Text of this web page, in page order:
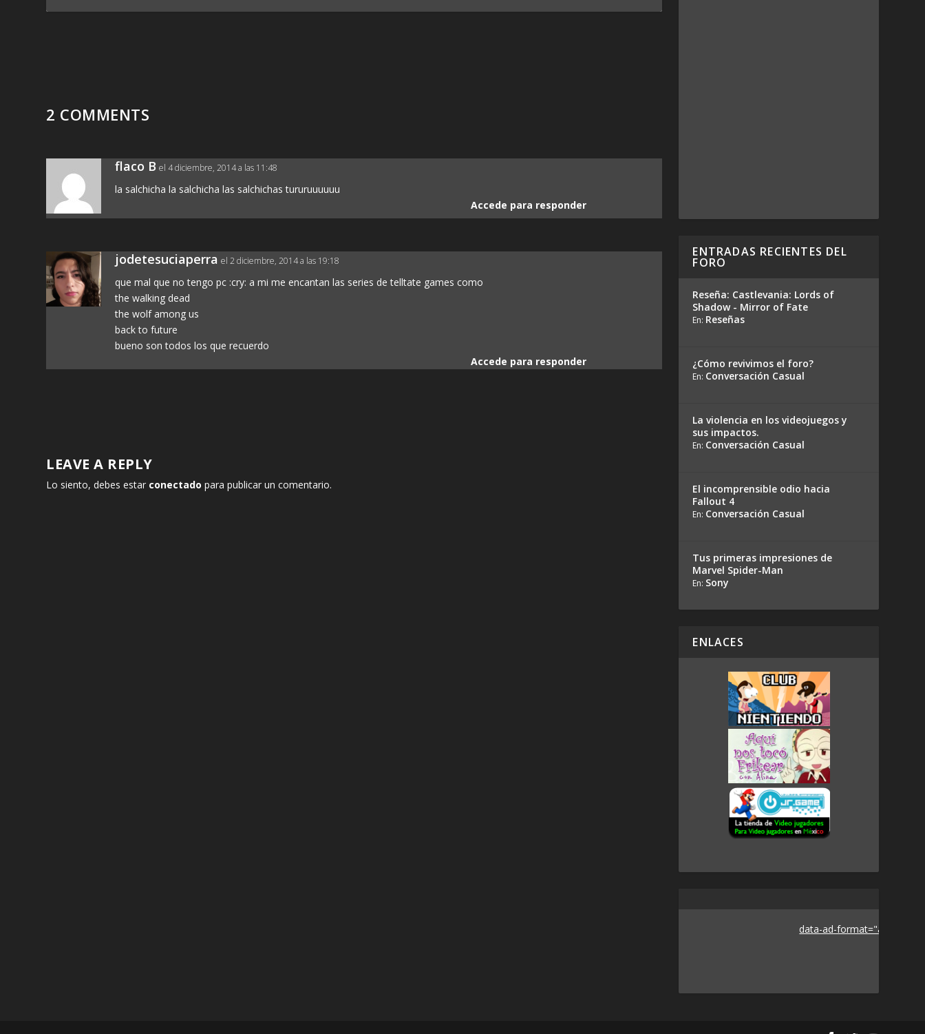
2 COMMENTS
flaco B el 4 diciembre, 2014 a las 11:48
la salchicha la salchicha las salchichas tururuuuuuu
Accede para responder
jodetesuciaperra el 2 diciembre, 2014 a las 19:18
que mal que no tengo pc :cry: a mi me encantan las series de telltate games como
the walking dead
the wolf among us
back to future
bueno son todos los que recuerdo
Accede para responder
LEAVE A REPLY
Lo siento, debes estar conectado para publicar un comentario.
ENTRADAS RECIENTES DEL
FORO
Reseña: Castlevania: Lords of
Shadow - Mirror of Fate
En: Reseñas
¿Cómo revivimos el foro?
En: Conversación Casual
La violencia en los videojuegos y
sus impactos.
En: Conversación Casual
El incomprensible odio hacia
Fallout 4
En: Conversación Casual
Tus primeras impresiones de
Marvel Spider-Man
En: Sony
ENLACES
data-ad-format="auto">